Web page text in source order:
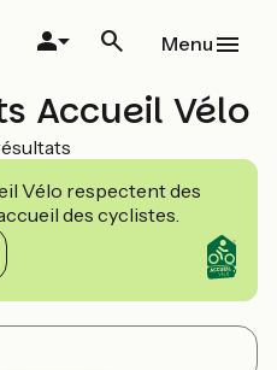
Menu
Accueil Vélo
Vélo respectent des
des cyclistes.